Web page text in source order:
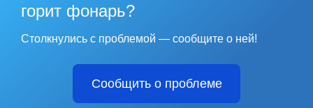
горит фонарь?
Столкнулись с проблемой — сообщите о ней!
Сообщить о проблеме